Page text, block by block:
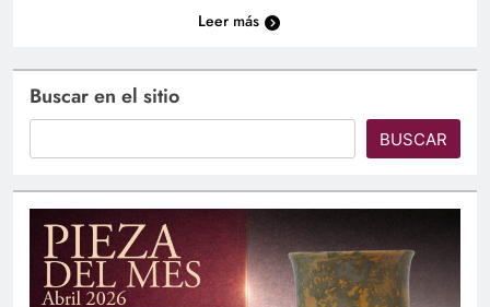
Leer más
Buscar en el sitio
BUSCAR